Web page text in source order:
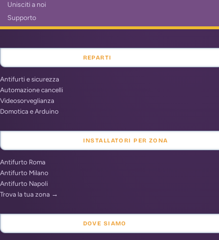
Unisciti a noi
Supporto
REPARTI
Antifurti e sicurezza
Automazione cancelli
Videosorveglianza
Domotica e Arduino
INSTALLATORI PER ZONA
Antifurto Roma
Antifurto Milano
Antifurto Napoli
Trova la tua zona →
DOVE SIAMO